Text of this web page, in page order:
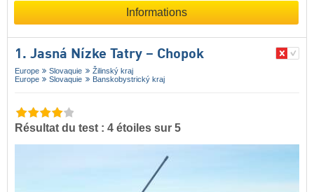
Informations
1. Jasná Nízke Tatry – Chopok
Europe Slovaquie
Žilinský kraj
Europe
Slovaquie Banskobystrický kraj
Résultat du test : 4 étoiles sur 5